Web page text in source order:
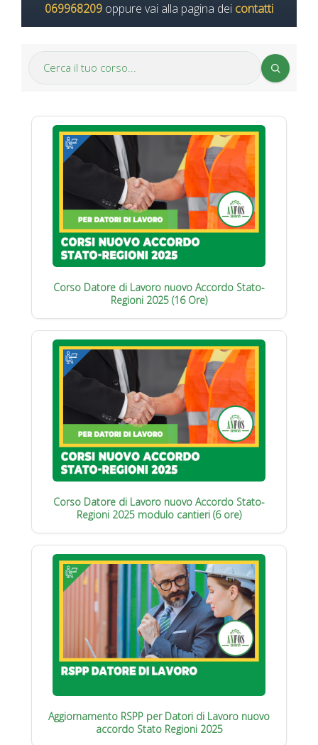
069968209 oppure vai alla pagina dei contatti
Corso Datore di Lavoro nuovo Accordo Stato-
Regioni 2025 (16 Ore)
Corso Datore di Lavoro nuovo Accordo Stato-
Regioni 2025 modulo cantieri (6 ore)
Aggiornamento RSPP per Datori di Lavoro nuovo
accordo Stato Regioni 2025